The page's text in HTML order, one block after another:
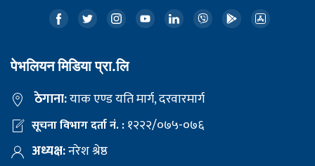
पेभलियन मिडिया प्रा.लि
ठेगाना:याक एण्ड यति मार्ग, दरवारमार्ग
सूचना विभाग दर्ता नं. :१२२२/०७५-०७६
अध्यक्ष:नरेश श्रेष्ठ